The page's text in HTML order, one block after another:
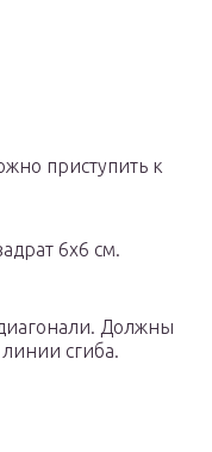
приступить к
6х6 см.
Должны
сгиба.